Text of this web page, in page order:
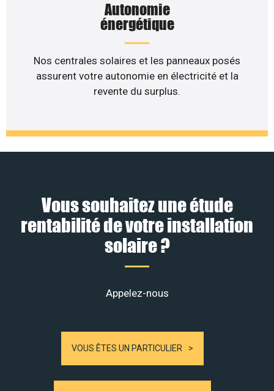
Autonomie
énergétique
Nos centrales solaires et les panneaux posés
assurent votre autonomie en électricité et la
revente du surplus.
Vous souhaitez une étude
rentabilité de votre installation
solaire ?
Appelez-nous
VOUS ÊTES UN PARTICULIER